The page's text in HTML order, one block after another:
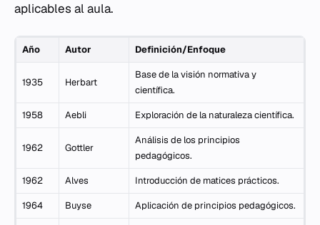
aplicables al aula.
Año Autor Definición/Enfoque
1935 Herbart
Base de la visión normativa y
científica.
1958 Aebli Exploración de la naturaleza científica.
1962 Gottler
Análisis de los principios
pedagógicos.
1962 Alves Introducción de matices prácticos.
1964 Buyse Aplicación de principios pedagógicos.